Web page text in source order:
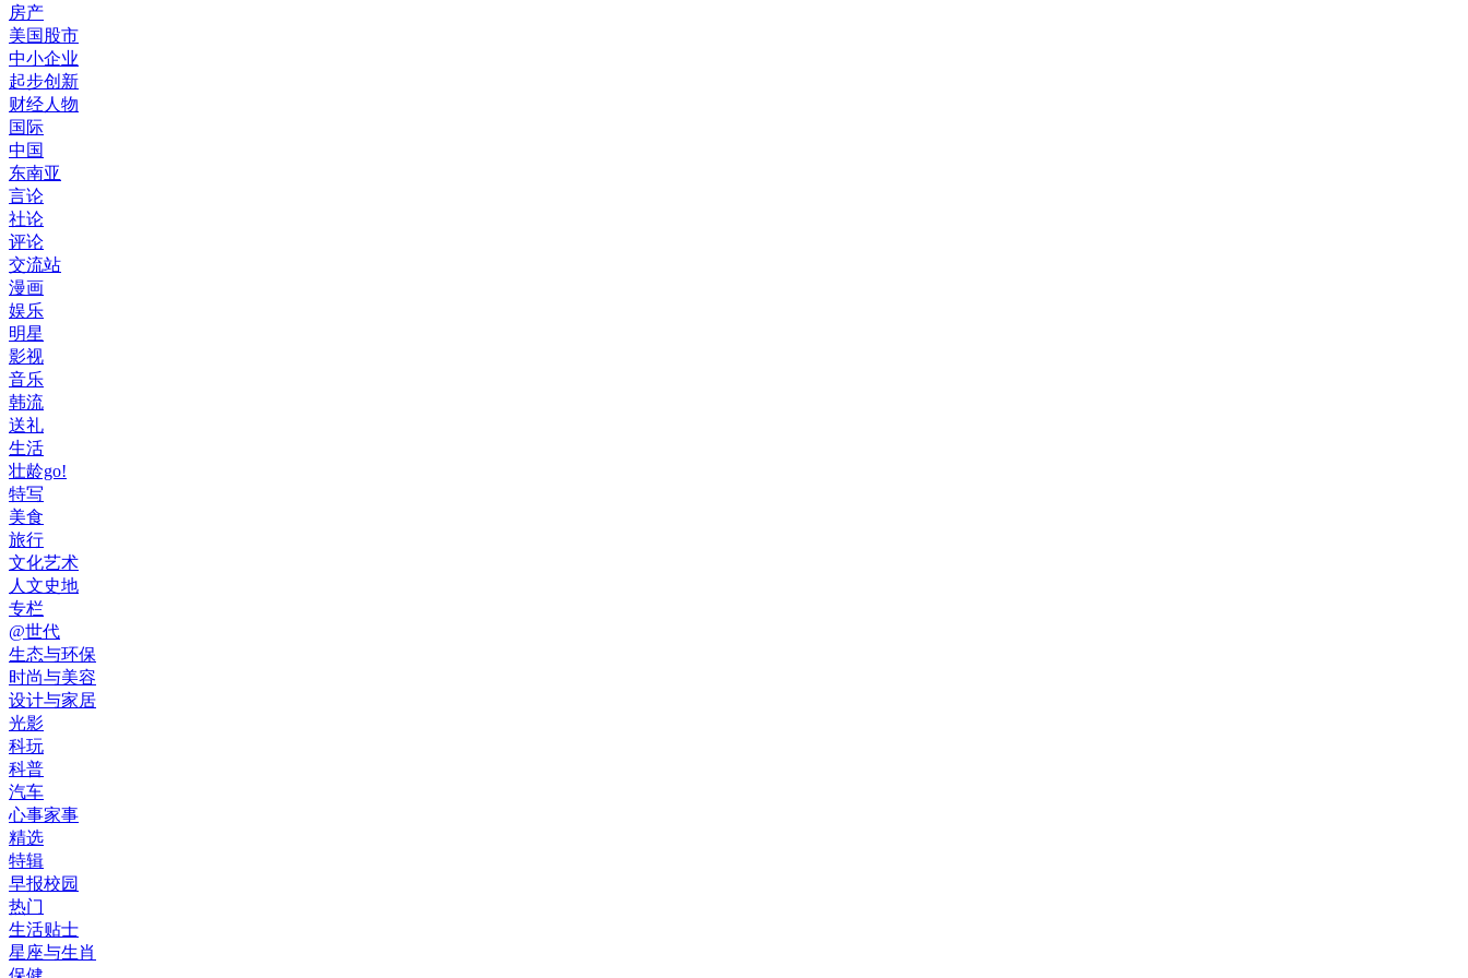
房产
美国股市
中小企业
起步创新
财经人物
国际
中国
东南亚
言论
社论
评论
交流站
漫画
娱乐
明星
影视
音乐
韩流
送礼
生活
壮龄go!
特写
美食
旅行
文化艺术
人文史地
专栏
@世代
生态与环保
时尚与美容
设计与家居
光影
科玩
科普
汽车
心事家事
精选
特辑
早报校园
热门
生活贴士
星座与生肖